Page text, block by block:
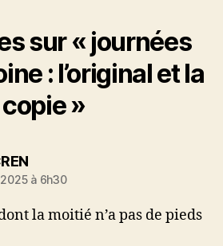
sur « journées
: l’original et la
copie »
dit :
à 6h30
la moitié n’a pas de pieds